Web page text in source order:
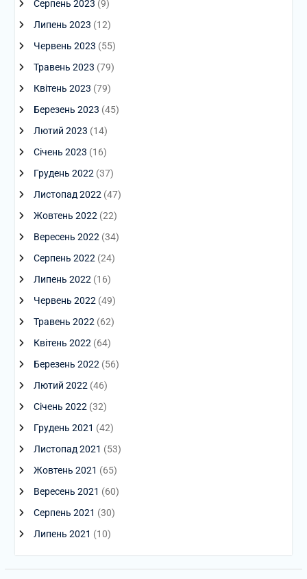
Серпень 2023 (9)
Липень 2023 (12)
Червень 2023 (55)
Травень 2023 (79)
Квітень 2023 (79)
Березень 2023 (45)
Лютий 2023 (14)
Січень 2023 (16)
Грудень 2022 (37)
Листопад 2022 (47)
Жовтень 2022 (22)
Вересень 2022 (34)
Серпень 2022 (24)
Липень 2022 (16)
Червень 2022 (49)
Травень 2022 (62)
Квітень 2022 (64)
Березень 2022 (56)
Лютий 2022 (46)
Січень 2022 (32)
Грудень 2021 (42)
Листопад 2021 (53)
Жовтень 2021 (65)
Вересень 2021 (60)
Серпень 2021 (30)
Липень 2021 (10)